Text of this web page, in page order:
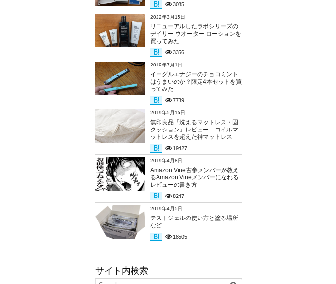
3085
2022年3月15日
リニューアルしたラボシリーズの
デイリー ウオーター ローションを
買ってみた
3356
2019年7月1日
イーグルエナジーのチョコミント
はうまいのか？限定4本セットを買
ってみた
7739
2019年5月15日
無印良品「洗えるマットレス・固
クッション」レビュー―コイルマ
ットレスを超えた神マットレス
19427
2019年4月8日
Amazon Vine古参メンバーが教え
るAmazon Vineメンバーになれる
レビューの書き方
8247
2019年4月5日
テストジェルの使い方と塗る場所
など
18505
サイト内検索